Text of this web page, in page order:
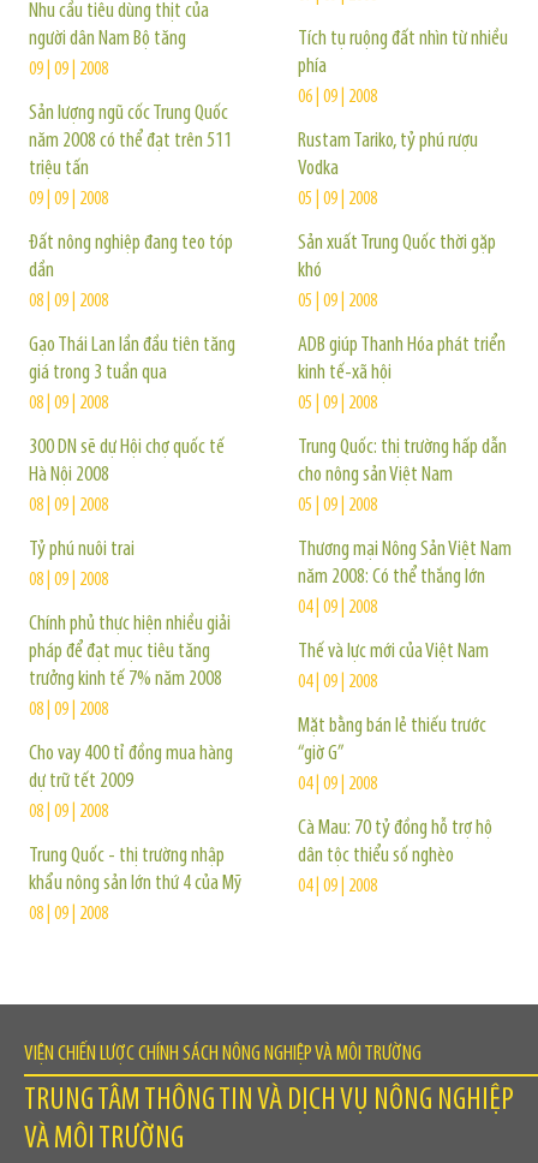
Nhu cầu tiêu dùng thịt của
người dân Nam Bộ tăng
09 | 09 | 2008
Sản lượng ngũ cốc Trung Quốc
năm 2008 có thể đạt trên 511
triệu tấn
09 | 09 | 2008
Đất nông nghiệp đang teo tóp
dần
08 | 09 | 2008
Gạo Thái Lan lần đầu tiên tăng
giá trong 3 tuần qua
08 | 09 | 2008
300 DN sẽ dự Hội chợ quốc tế
Hà Nội 2008
08 | 09 | 2008
Tỷ phú nuôi trai
08 | 09 | 2008
Chính phủ thực hiện nhiều giải
pháp để đạt mục tiêu tăng
trưởng kinh tế 7% năm 2008
08 | 09 | 2008
Cho vay 400 tỉ đồng mua hàng
dự trữ tết 2009
08 | 09 | 2008
Trung Quốc - thị trường nhập
khẩu nông sản lớn thứ 4 của Mỹ
08 | 09 | 2008
Tích tụ ruộng đất nhìn từ nhiều
phía
06 | 09 | 2008
Rustam Tariko, tỷ phú rượu
Vodka
05 | 09 | 2008
Sản xuất Trung Quốc thời gặp
khó
05 | 09 | 2008
ADB giúp Thanh Hóa phát triển
kinh tế-xã hội
05 | 09 | 2008
Trung Quốc: thị trường hấp dẫn
cho nông sản Việt Nam
05 | 09 | 2008
Thương mại Nông Sản Việt Nam
năm 2008: Có thể thắng lớn
04 | 09 | 2008
Thế và lực mới của Việt Nam
04 | 09 | 2008
Mặt bằng bán lẻ thiếu trước
“giờ G”
04 | 09 | 2008
Cà Mau: 70 tỷ đồng hỗ trợ hộ
dân tộc thiểu số nghèo
04 | 09 | 2008
VIỆN CHIẾN LƯỢC CHÍNH SÁCH NÔNG NGHIỆP VÀ MÔI TRƯỜNG
TRUNG TÂM THÔNG TIN VÀ DỊCH VỤ NÔNG NGHIỆP
VÀ MÔI TRƯỜNG